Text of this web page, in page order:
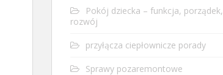
Pokój dziecka – funkcja, porządek,
rozwój
przyłącza ciepłownicze porady
Sprawy pozaremontowe